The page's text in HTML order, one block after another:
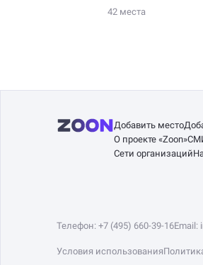
42 места
Добавить место
О проекте «Zoon»
Сети организаций
Телефон: +7 (495) 660-39-16Email:
Условия использования